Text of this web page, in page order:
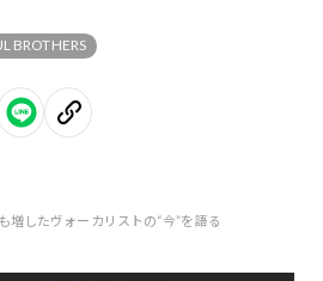
BROTHERS
増したヴォーカリストの“今”を語る